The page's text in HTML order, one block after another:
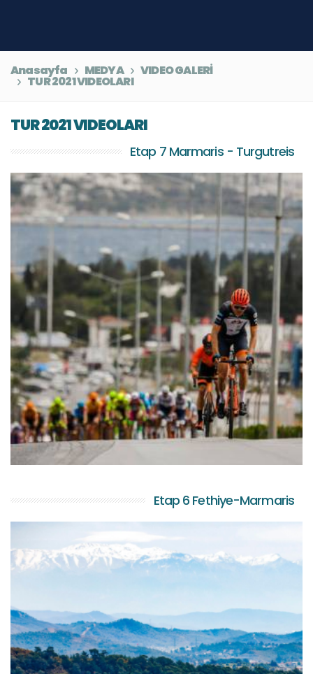
Anasayfa MEDYA VIDEO GALERİ
TUR 2021 VIDEOLARI
TUR 2021 VIDEOLARI
Etap 7 Marmaris - Turgutreis
Etap 6 Fethiye-Marmaris